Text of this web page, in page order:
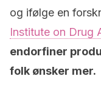
og ifølge en
Institute on Drug
endorfiner
folk ønsker mer.